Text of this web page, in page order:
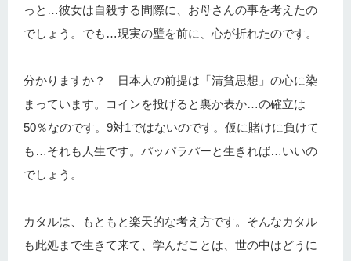
っと…彼女は自殺する間際に、お母さんの事を考えたの
でしょう。でも…現実の壁を前に、心が折れたのです。
分かりますか？ 日本人の前提は「清貧思想」の心に染
まっています。コインを投げると裏か表か…の確立は
50％なのです。9対1ではないのです。仮に賭けに負けて
も…それも人生です。パッパラパーと生きれば…いいの
でしょう。
カタルは、もともと楽天的な考え方です。そんなカタル
も此処まで生きて来て、学んだことは、世の中はどうに